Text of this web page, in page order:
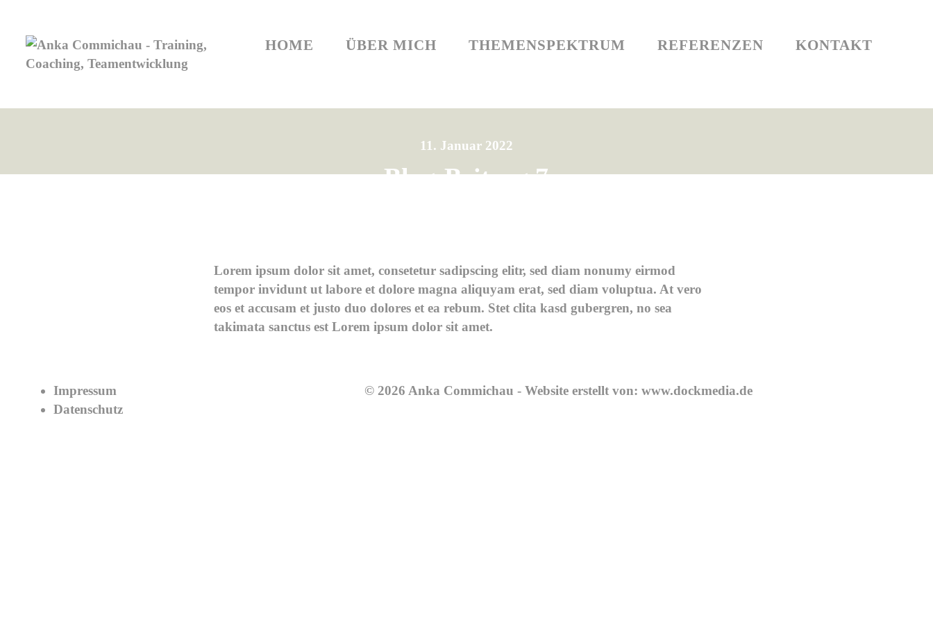
HOME ÜBER MICH THEMENSPEKTRUM REFERENZEN KONTAKT
HOME ÜBER MICH THEMENSPEKTRUM REFERENZEN KONTAKT
11. Januar 2022
Blog-Beitrag 7
Lorem ipsum dolor sit amet, consetetur sadipscing elitr, sed diam nonumy eirmod
tempor invidunt ut labore et dolore magna aliquyam erat, sed diam voluptua. At vero
eos et accusam et justo duo dolores et ea rebum. Stet clita kasd gubergren, no sea
takimata sanctus est Lorem ipsum dolor sit amet.
Impressum
Datenschutz
© 2026 Anka Commichau - Website erstellt von: www.dockmedia.de